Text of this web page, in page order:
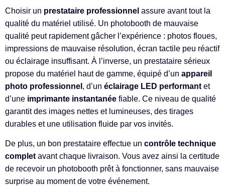
Choisir un prestataire professionnel assure avant tout la
qualité du matériel utilisé. Un photobooth de mauvaise
qualité peut rapidement gâcher l’expérience : photos floues,
impressions de mauvaise résolution, écran tactile peu réactif
ou éclairage insuffisant. À l’inverse, un prestataire sérieux
propose du matériel haut de gamme, équipé d’un appareil
photo professionnel , d’un éclairage LED performant et
d’une imprimante instantanée fiable. Ce niveau de qualité
garantit des images nettes et lumineuses, des tirages
durables et une utilisation fluide par vos invités.
De plus, un bon prestataire effectue un contrôle technique
complet avant chaque livraison. Vous avez ainsi la certitude
de recevoir un photobooth prêt à fonctionner, sans mauvaise
surprise au moment de votre événement.